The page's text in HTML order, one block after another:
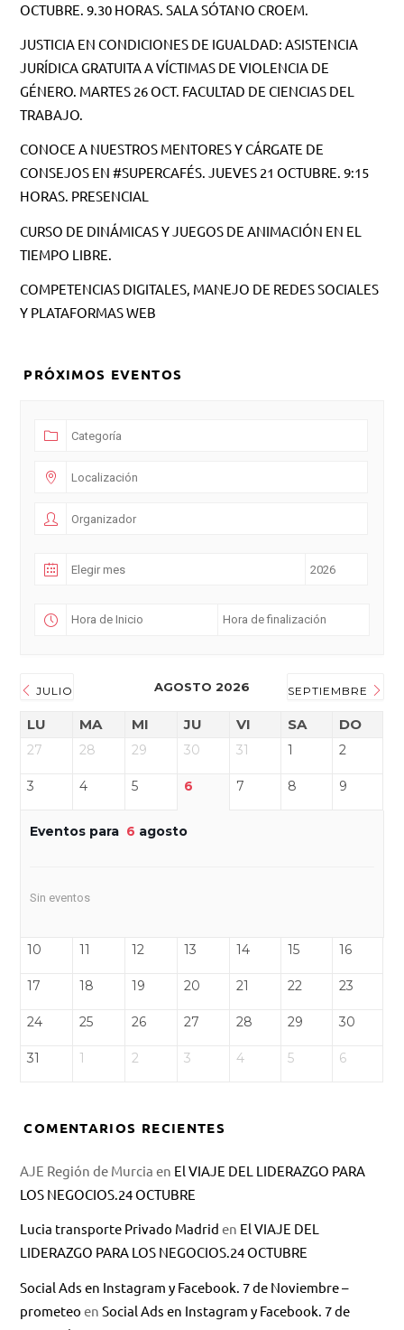
OCTUBRE. 9.30 HORAS. SALA SÓTANO CROEM.
JUSTICIA EN CONDICIONES DE IGUALDAD: ASISTENCIA
JURÍDICA GRATUITA A VÍCTIMAS DE VIOLENCIA DE
GÉNERO. MARTES 26 OCT. FACULTAD DE CIENCIAS DEL
TRABAJO.
CONOCE A NUESTROS MENTORES Y CÁRGATE DE
CONSEJOS EN #SUPERCAFÉS. JUEVES 21 OCTUBRE. 9:15
HORAS. PRESENCIAL
CURSO DE DINÁMICAS Y JUEGOS DE ANIMACIÓN EN EL
TIEMPO LIBRE.
COMPETENCIAS DIGITALES, MANEJO DE REDES SOCIALES
Y PLATAFORMAS WEB
PRÓXIMOS EVENTOS
JULIO AGOSTO 2026 SEPTIEMBRE
LU MA MI JU VI SA DO
27 28 29 30 31 1 2
3 4 5 6 7 8 9
Eventos para 6 agosto
Sin eventos
10 11 12 13 14 15 16
17 18 19 20 21 22 23
24 25 26 27 28 29 30
31 1 2 3 4 5 6
COMENTARIOS RECIENTES
AJE Región de Murcia en El VIAJE DEL LIDERAZGO PARA
LOS NEGOCIOS.24 OCTUBRE
Lucia transporte Privado Madrid en El VIAJE DEL
LIDERAZGO PARA LOS NEGOCIOS.24 OCTUBRE
Social Ads en Instagram y Facebook. 7 de Noviembre –
prometeo enSocial Ads en Instagram y Facebook. 7 de